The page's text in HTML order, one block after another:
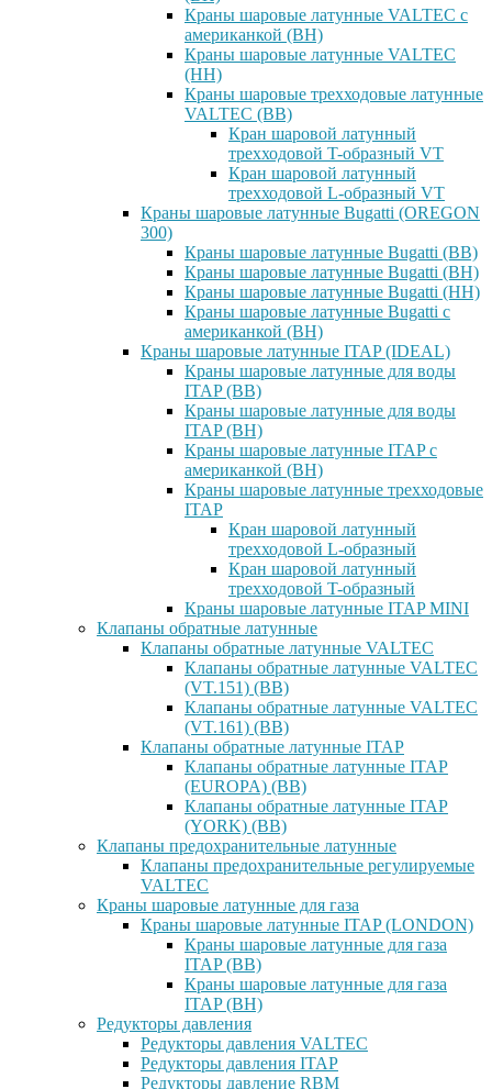
Краны шаровые латунные VALTEC с
американкой (ВН)
Краны шаровые латунные VALTEC
(НН)
Краны шаровые трехходовые латунные
VALTEC (ВВ)
Кран шаровой латунный
трехходовой T-образный VT
Кран шаровой латунный
трехходовой L-образный VT
Краны шаровые латунные Bugatti (OREGON
300)
Краны шаровые латунные Bugatti (ВВ)
Краны шаровые латунные Bugatti (ВН)
Краны шаровые латунные Bugatti (НН)
Краны шаровые латунные Bugatti с
американкой (ВН)
Краны шаровые латунные ITAP (IDEAL)
Краны шаровые латунные для воды
ITAP (ВВ)
Краны шаровые латунные для воды
ITAP (ВН)
Краны шаровые латунные ITAP с
американкой (ВН)
Краны шаровые латунные трехходовые
ITAP
Кран шаровой латунный
трехходовой L-образный
Кран шаровой латунный
трехходовой T-образный
Краны шаровые латунные ITAP MINI
Клапаны обратные латунные
Клапаны обратные латунные VALTEC
Клапаны обратные латунные VALTEC
(VT.151) (ВВ)
Клапаны обратные латунные VALTEC
(VT.161) (ВВ)
Клапаны обратные латунные ITAP
Клапаны обратные латунные ITAP
(EUROPA) (ВВ)
Клапаны обратные латунные ITAP
(YORK) (ВВ)
Клапаны предохранительные латунные
Клапаны предохранительные регулируемые
VALTEC
Краны шаровые латунные для газа
Краны шаровые латунные ITAP (LONDON)
Краны шаровые латунные для газа
ITAP (ВВ)
Краны шаровые латунные для газа
ITAP (ВН)
Редукторы давления
Редукторы давления VALTEC
Редукторы давления ITAP
Редукторы давление RBM